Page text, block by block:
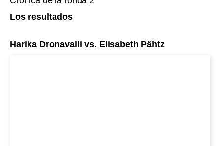
Los resultados
Harika Dronavalli vs. Elisabeth Pähtz